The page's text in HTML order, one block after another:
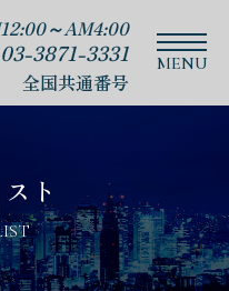
～AM4:00
3871-3331
全国共通番号
ト